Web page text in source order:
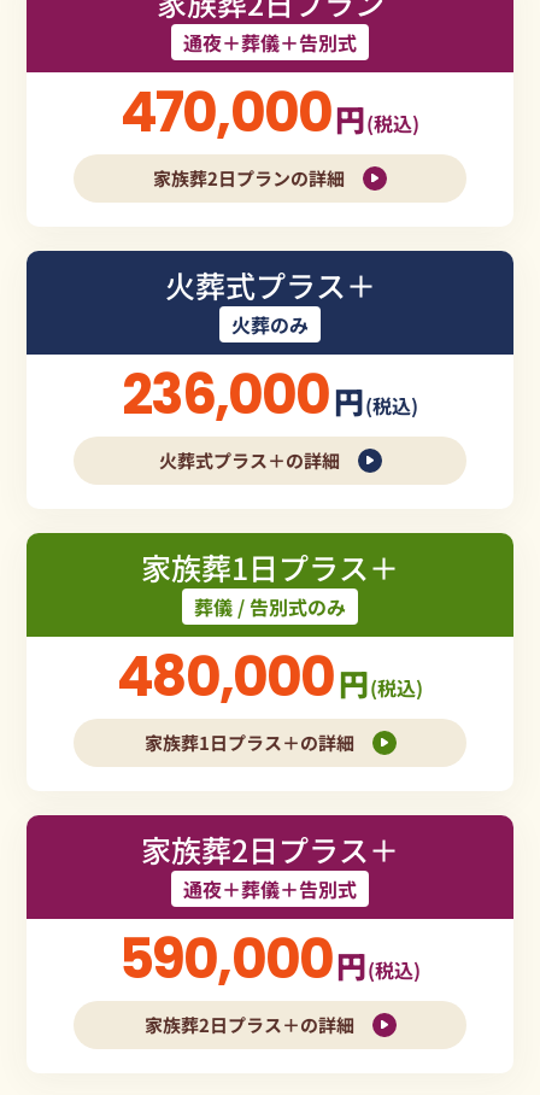
通夜＋葬儀＋告別式
470,000円(税込)
家族葬2日プランの詳細
火葬式プラス＋
火葬のみ
236,000円(税込)
火葬式プラス＋の詳細
家族葬1日プラス＋
葬儀 / 告別式のみ
480,000円(税込)
家族葬1日プラス＋の詳細
家族葬2日プラス＋
通夜＋葬儀＋告別式
590,000円(税込)
家族葬2日プラス＋の詳細